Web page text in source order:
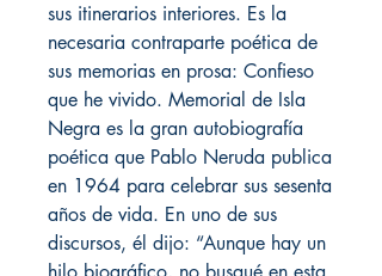
sus itinerarios interiores. Es la
necesaria contraparte poética de
sus memorias en prosa: Confieso
que he vivido. Memorial de Isla
Negra es la gran autobiografía
poética que Pablo Neruda publica
en 1964 para celebrar sus sesenta
años de vida. En uno de sus
discursos, él dijo: “Aunque hay un